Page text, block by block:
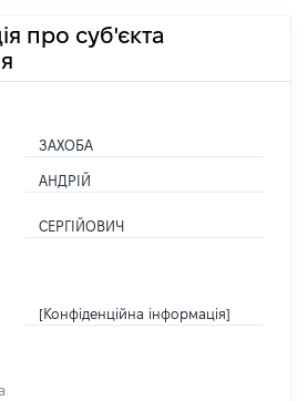
про суб'єкта
ЗАХОБА
АНДРІЙ
СЕРГІЙОВИЧ
[Конфіденційна інформація]